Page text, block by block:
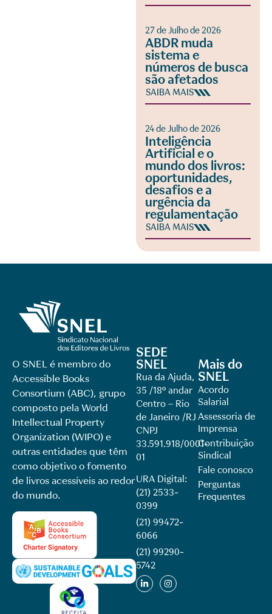
27 de Julho de 2026
ABDR muda
sistema e
números de busca
são afetados
SAIBA MAIS
24 de Julho de 2026
Inteligência
Artificial e o
mundo dos livros:
oportunidades,
desafios e a
urgência da
regulamentação
SAIBA MAIS
O SNEL é membro do
Accessible Books
Consortium (ABC), grupo
composto pela World
Intellectual Property
Organization (WIPO) e
outras entidades que têm
como objetivo o fomento
de livros acessíveis ao redor
do mundo.
SEDE
SNEL
Rua da Ajuda,
35 /18º andar
Centro – Rio
de Janeiro /RJ
CNPJ
33.591.918/0001-
01
URA Digital:
(21) 2533-
0399
(21) 99472-
6066
(21) 99290-
5742​
Mais do
SNEL
Acordo
Salarial
Assessoria de
Imprensa
Contribuição
Sindical
Fale conosco
Perguntas
Frequentes